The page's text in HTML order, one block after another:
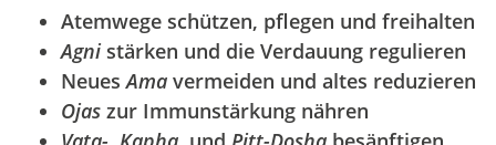
Atemwege schützen, pflegen und freihalten
Agnistärken und die Verdauung regulieren
NeuesAma vermeiden und altes reduzieren
Ojas zur Immunstärkung nähren